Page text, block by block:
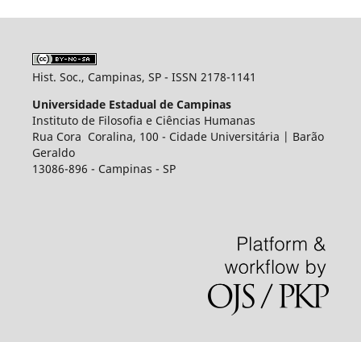
Hist. Soc., Campinas, SP - ISSN 2178-1141
Universidade Estadual de Campinas
Instituto de Filosofia e Ciências Humanas
Rua Cora Coralina, 100 - Cidade Universitária | Barão
Geraldo
13086-896 - Campinas - SP